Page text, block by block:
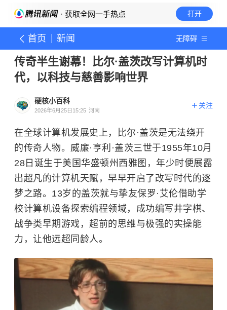
· 获取全网一手热点 打开
首页 新闻 无障碍
传奇半生谢幕！比尔·盖茨改写计算机时
代，以科技与慈善影响世界
硬核小百科
2026年6月25日15:25 河南
关注
在全球计算机发展史上，比尔·盖茨是无法绕开
的传奇人物。威廉·亨利·盖茨三世于1955年10月
28日诞生于美国华盛顿州西雅图，年少时便展露
出超凡的计算机天赋，早早开启了改写时代的逐
梦之路。13岁的盖茨就与挚友保罗·艾伦借助学
校计算机设备探索编程领域，成功编写井字棋、
战争类早期游戏，超前的思维与极强的实操能
力，让他远超同龄人。